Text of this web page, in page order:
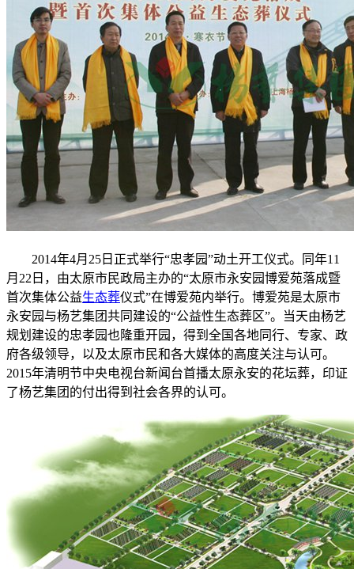
2014年4月25日正式举行“忠孝园”动土开工仪式。同年11
月22日，由太原市民政局主办的“太原市永安园博爱苑落成暨
首次集体公益生态葬仪式”在博爱苑内举行。博爱苑是太原市
永安园与杨艺集团共同建设的“公益性生态葬区”。当天由杨艺
规划建设的忠孝园也隆重开园，得到全国各地同行、专家、政
府各级领导，以及太原市民和各大媒体的高度关注与认可。
2015年清明节中央电视台新闻台首播太原永安的花坛葬，印证
了杨艺集团的付出得到社会各界的认可。